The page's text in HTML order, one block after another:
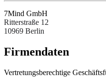
7Mind GmbH
Ritterstraße 12
10969 Berlin
Fir­men­da­ten
Ver­tre­tungs­be­rech­tige